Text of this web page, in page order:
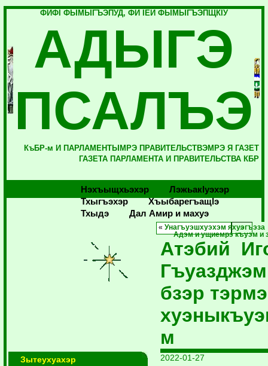
ФИФI ФЫМЫГЪЭПУД, ФИ IЕЙ ФЫМЫГЪЭПЩКIУ
АДЫГЭ
ПСАЛЪЭ
КъБР-м И ПАРЛАМЕНТЫМРЭ ПРАВИТЕЛЬСТВЭМРЭ Я ГАЗЕТ
ГАЗЕТА ПАРЛАМЕНТА И ПРАВИТЕЛЬСТВА КБР
Нэхъыщхьэхэр
Лэжьакlуэхэр
Тхыгъэхэр
Хъыбарегъащlэ
Тхыдэ
Дал Амир и махуэ
Зытеухуахэр
«Унагъуэшхуэхэм яхуэгъэза
Адэм и ущиемрэ къуэм и
Атэбий
бзэр
м
2022-01-27